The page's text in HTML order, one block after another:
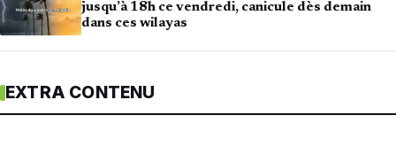
jusqu’à 18h ce vendredi, canicule dès demain
dans ces wilayas
EXTRA CONTENU